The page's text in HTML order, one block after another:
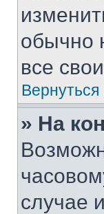
обычно
все
Вернуться
» На
случае